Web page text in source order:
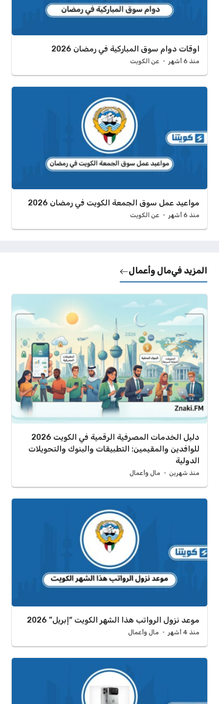
اوقات دوام سوق المباركية في رمضان 2026
منذ 6 أشهر عن الكويت
مواعيد عمل سوق الجمعة الكويت في رمضان 2026
منذ 6 أشهر عن الكويت
المزيد فيمال وأعمال
دليل الخدمات المصرفية الرقمية في الكويت 2026
للوافدين والمقيمين: التطبيقات والبنوك والتحويلات
الدولية
منذ شهرين مال وأعمال
موعد نزول الرواتب هذا الشهر الكويت “إبريل” 2026
منذ 4 أشهر مال وأعمال